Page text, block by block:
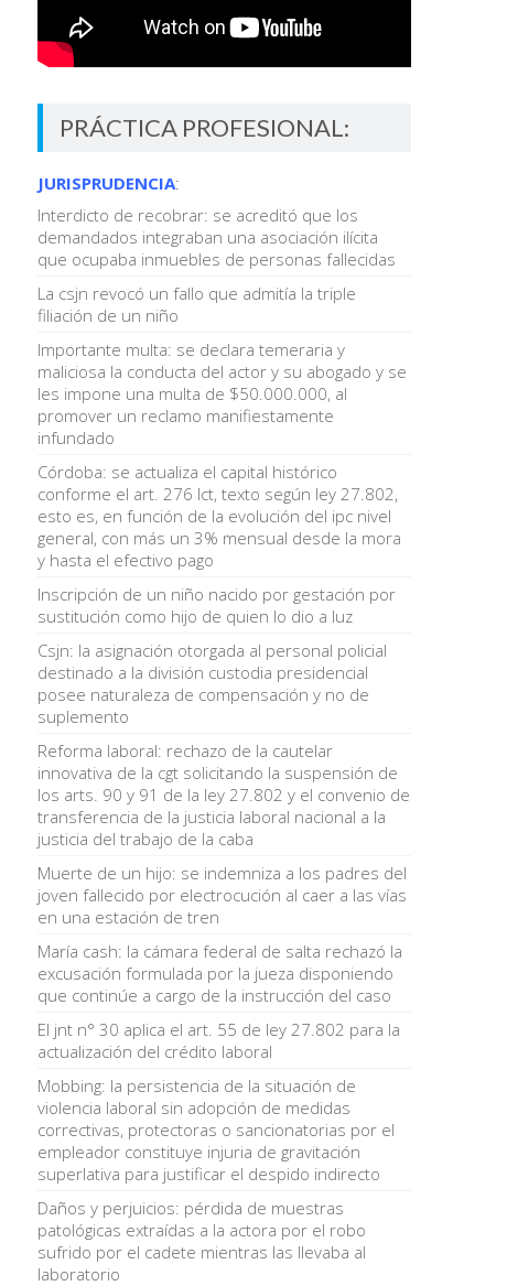
PRÁCTICA PROFESIONAL:
JURISPRUDENCIA:
Interdicto de recobrar: se acreditó que los
demandados integraban una asociación ilícita
que ocupaba inmuebles de personas fallecidas
La csjn revocó un fallo que admitía la triple
filiación de un niño
Importante multa: se declara temeraria y
maliciosa la conducta del actor y su abogado y se
les impone una multa de $50.000.000, al
promover un reclamo manifiestamente
infundado
Córdoba: se actualiza el capital histórico
conforme el art. 276 lct, texto según ley 27.802,
esto es, en función de la evolución del ipc nivel
general, con más un 3% mensual desde la mora
y hasta el efectivo pago
Inscripción de un niño nacido por gestación por
sustitución como hijo de quien lo dio a luz
Csjn: la asignación otorgada al personal policial
destinado a la división custodia presidencial
posee naturaleza de compensación y no de
suplemento
Reforma laboral: rechazo de la cautelar
innovativa de la cgt solicitando la suspensión de
los arts. 90 y 91 de la ley 27.802 y el convenio de
transferencia de la justicia laboral nacional a la
justicia del trabajo de la caba
Muerte de un hijo: se indemniza a los padres del
joven fallecido por electrocución al caer a las vías
en una estación de tren
María cash: la cámara federal de salta rechazó la
excusación formulada por la jueza disponiendo
que continúe a cargo de la instrucción del caso
El jnt n° 30 aplica el art. 55 de ley 27.802 para la
actualización del crédito laboral
Mobbing: la persistencia de la situación de
violencia laboral sin adopción de medidas
correctivas, protectoras o sancionatorias por el
empleador constituye injuria de gravitación
superlativa para justificar el despido indirecto
Daños y perjuicios: pérdida de muestras
patológicas extraídas a la actora por el robo
sufrido por el cadete mientras las llevaba al
laboratorio